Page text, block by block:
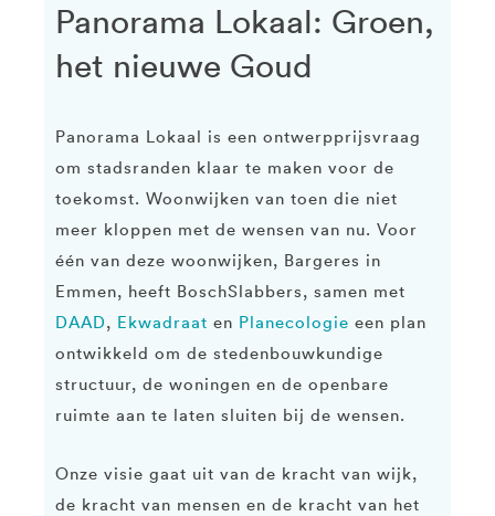
Panorama Lokaal: Groen,
het nieuwe Goud
Panorama Lokaal is een ontwerpprijsvraag
om stadsranden klaar te maken voor de
toekomst. Woonwijken van toen die niet
meer kloppen met de wensen van nu. Voor
één van deze woonwijken, Bargeres in
Emmen, heeft BoschSlabbers, samen met
DAAD, Ekwadraat en Planecologie een plan
ontwikkeld om de stedenbouwkundige
structuur, de woningen en de openbare
ruimte aan te laten sluiten bij de wensen.
Onze visie gaat uit van de kracht van wijk,
de kracht van mensen en de kracht van het